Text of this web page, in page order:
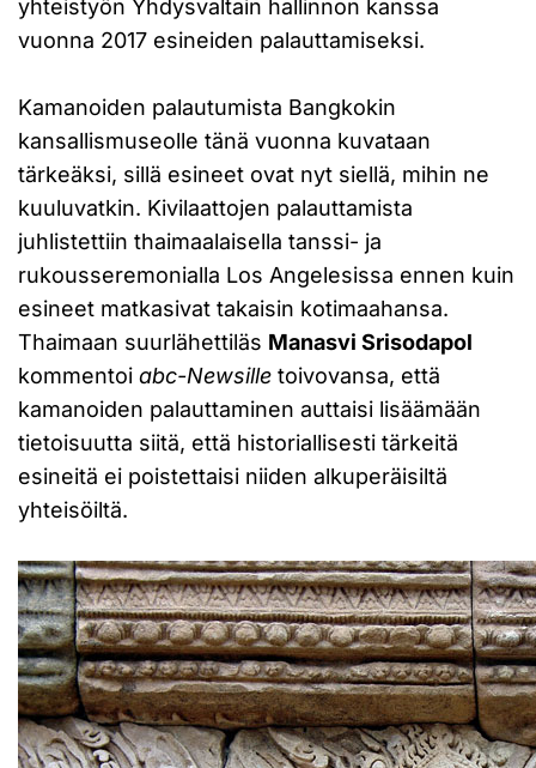
yhteistyön Yhdysvaltain hallinnon kanssa
vuonna 2017 esineiden palauttamiseksi.
Kamanoiden palautumista Bangkokin
kansallismuseolle tänä vuonna kuvataan
tärkeäksi, sillä esineet ovat nyt siellä, mihin ne
kuuluvatkin. Kivilaattojen palauttamista
juhlistettiin thaimaalaisella tanssi- ja
rukousseremonialla Los Angelesissa ennen kuin
esineet matkasivat takaisin kotimaahansa.
Thaimaan suurlähettiläs Manasvi Srisodapol
kommentoi abc-Newsille toivovansa, että
kamanoiden palauttaminen auttaisi lisäämään
tietoisuutta siitä, että historiallisesti tärkeitä
esineitä ei poistettaisi niiden alkuperäisiltä
yhteisöiltä.